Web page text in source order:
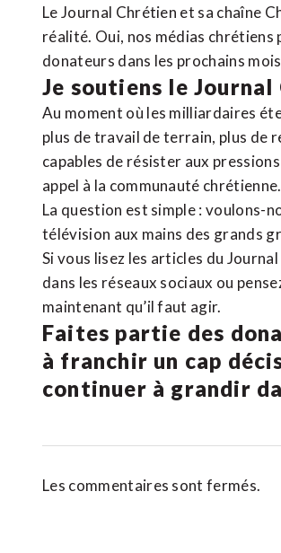
Le Journal Chrétien et sa chaîne
réalité. Oui, nos médias
donateurs dans les prochains
Je soutiens le Journal
Au moment où les milliardaires
plus de travail de terrain, plus de
capables de résister aux
appel à la communauté chrétienne.
La question est simple : voulons-
télévision aux mains des grands
Si vous lisez les articles du
dans les réseaux sociaux ou
maintenant qu’il faut agir.
Faites partie des
à franchir un cap
continuer à grandir
Les commentaires sont fermés.